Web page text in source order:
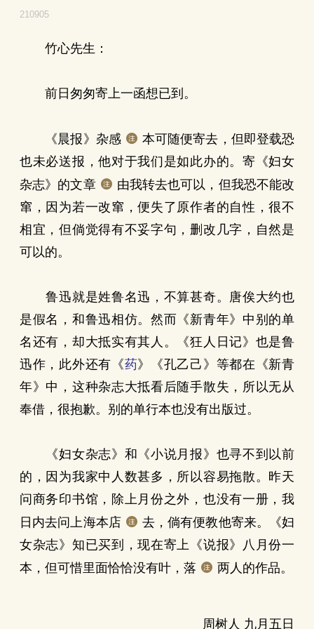
210905
竹心先生：
前日匆匆寄上一函想已到。
《晨报》杂感
本可随便寄去，但即登载恐
也未必送报，他对于我们是如此办的。寄《妇女
杂志》的文章
由我转去也可以，但我恐不能改
窜，因为若一改窜，便失了原作者的自性，很不
相宜，但倘觉得有不妥字句，删改几字，自然是
可以的。
鲁迅就是姓鲁名迅，不算甚奇。唐俟大约也
是假名，和鲁迅相仿。然而《新青年》中别的单
名还有，却大抵实有其人。《狂人日记》也是鲁
迅作，此外还有《药》《孔乙己》等都在《新青
年》中，这种杂志大抵看后随手散失，所以无从
奉借，很抱歉。别的单行本也没有出版过。
《妇女杂志》和《小说月报》也寻不到以前
的，因为我家中人数甚多，所以容易拖散。昨天
问商务印书馆，除上月份之外，也没有一册，我
日内去问上海本店
去，倘有便教他寄来。《妇
女杂志》知已买到，现在寄上《说报》八月份一
本，但可惜里面恰恰没有叶，落
两人的作品。
周树人 九月五日